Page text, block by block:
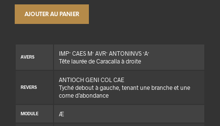
AJOUTER AU PANIER
AVERS
IMP· CAES M· AVR· ANTONINVS ·A·
Tête laurée de Caracalla à droite
REVERS
ANTIOCH GENI COL CAE
Tyché debout à gauche, tenant une branche et une
corne d’abondance
MODULE Æ